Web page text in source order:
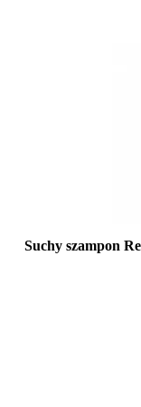
Suchy szampon